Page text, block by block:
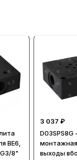
ВЕ6,
8"
3 037 ₽
D03SPS8G
выходы